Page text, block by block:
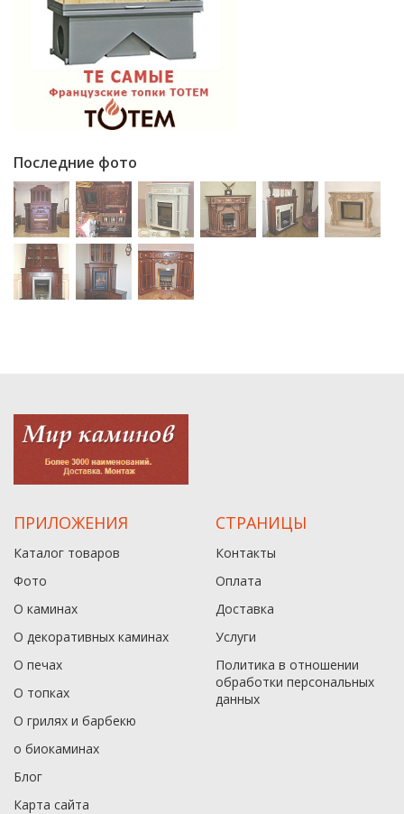
Последние фото
ПРИЛОЖЕНИЯ
Каталог товаров
Фото
О каминах
О декоративных каминах
О печах
О топках
О грилях и барбекю
о биокаминах
Блог
Карта сайта
СТРАНИЦЫ
Контакты
Оплата
Доставка
Услуги
Политика в отношении
обработки персональных
данныx